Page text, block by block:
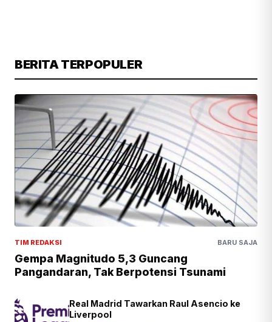
BERITA TERPOPULER
TIM REDAKSI BARU SAJA
Gempa Magnitudo 5,3 Guncang
Pangandaran, Tak Berpotensi Tsunami
Real Madrid Tawarkan Raul Asencio ke
Liverpool